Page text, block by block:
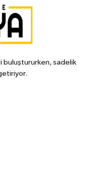
buluştururken, sadelik